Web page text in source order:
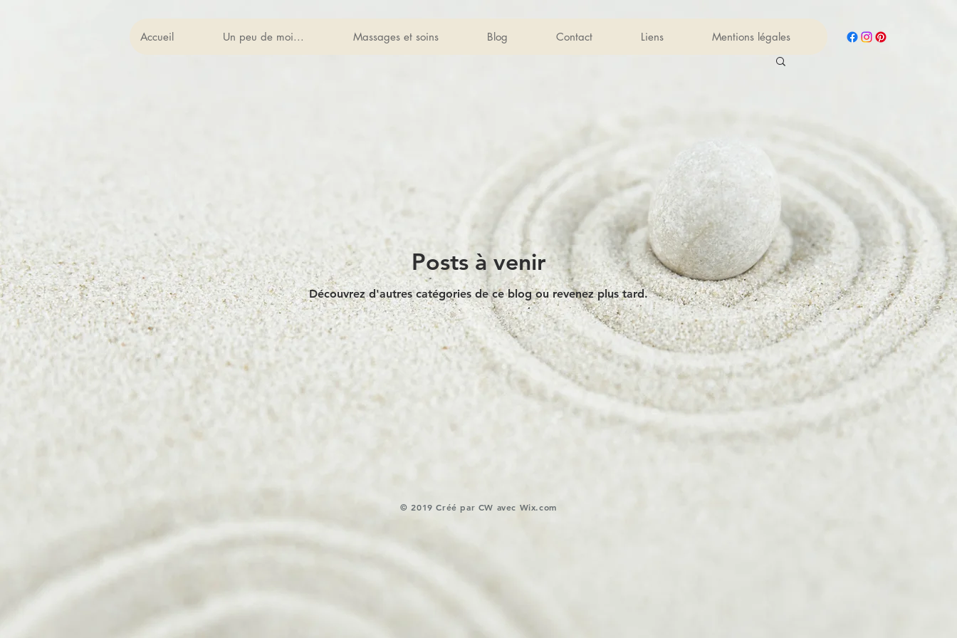
Accueil Un peu de moi... Massages et soins Blog Contact Liens Mentions légales
Posts à venir
Découvrez d'autres catégories de ce blog ou revenez plus tard.
​© 2019 Créé par CW avec Wix.com